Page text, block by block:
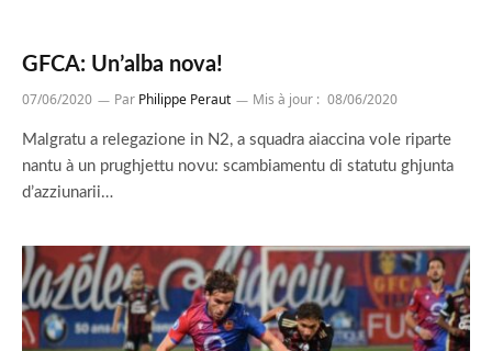
GFCA: Un’alba nova!
07/06/2020 Par Philippe Peraut Mis à jour : 08/06/2020
Malgratu a relegazione in N2, a squadra aiaccina vole riparte
nantu à un prughjettu novu: scambiamentu di statutu ghjunta
d’azziunarii…